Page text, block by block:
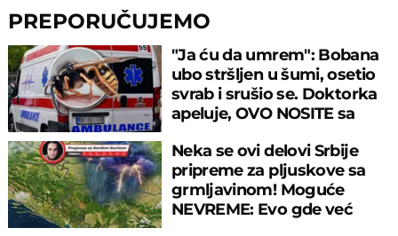
PREPORUČUJEMO
"Ja ću da umrem": Bobana
ubo stršljen u šumi, osetio
svrab i srušio se. Doktorka
apeluje, OVO NOSITE sa
Neka se ovi delovi Srbije
pripreme za pljuskove sa
grmljavinom! Moguće
NEVREME: Evo gde već